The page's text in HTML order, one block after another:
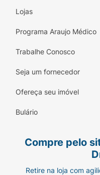
Lojas
Programa Araujo Médico
Trabalhe Conosco
Seja um fornecedor
Ofereça seu imóvel
Bulário
Compre pelo
Retire na loja com